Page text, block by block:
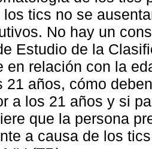
los tics no se
No hay un
Estudio de la
en relación con la
21 años, cómo
a los 21 años y si
que la persona
a causa de los